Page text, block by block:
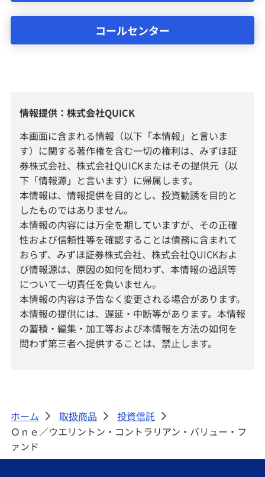
コールセンター
情報提供：株式会社QUICK
本画面に含まれる情報（以下「本情報」と言いま
す）に関する著作権を含む一切の権利は、みずほ証
券株式会社、株式会社QUICKまたはその提供元（以
下「情報源」と言います）に帰属します。
本情報は、情報提供を目的とし、投資勧誘を目的と
したものではありません。
本情報の内容には万全を期していますが、その正確
性および信頼性等を確認することは債務に含まれて
おらず、みずほ証券株式会社、株式会社QUICKおよ
び情報源は、原因の如何を問わず、本情報の過誤等
について一切責任を負いません。
本情報の内容は予告なく変更される場合があります。
本情報の提供には、遅延・中断等があります。本情報
の蓄積・編集・加工等および本情報を方法の如何を
問わず第三者へ提供することは、禁止します。
ホーム > 取扱商品 > 投資信託
>
Ｏｎｅ／ウエリントン・コントラリアン・バリュー・フ
ァンド